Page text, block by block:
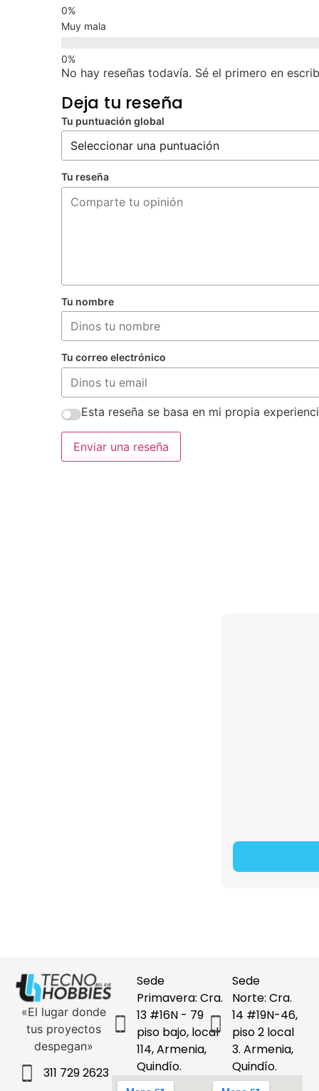
Muy mala
No hay reseñas todavía. Sé el primero en
Deja tu reseña
Tu puntuación global
Tu reseña
Tu nombre
Tu correo electrónico
Esta reseña se basa en mi propia
Enviar una reseña
«El lugar donde
tus proyectos
despegan»
311 729 2623
Sede
Primavera: Cra.
13 #16N - 79
piso bajo, local
114, Armenia,
Quindío.
Sede
Norte: Cra.
14 #19N-46,
piso 2 local
3. Armenia,
Quindío.